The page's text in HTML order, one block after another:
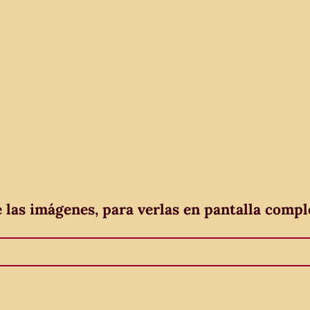
imágenes, para verlas en pantalla